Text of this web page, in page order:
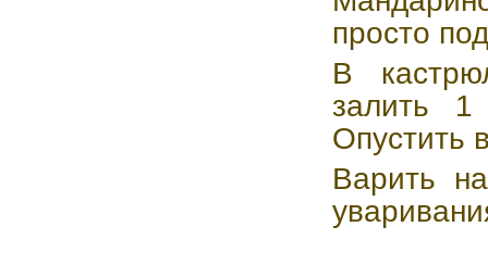
просто
В
залить 1
Опустить
Варить